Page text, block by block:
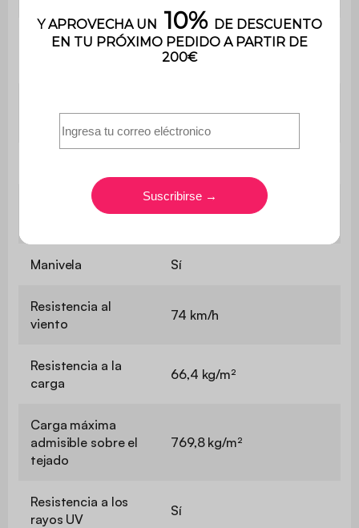
Material de base Aluminio
Inoxidable
Para fijar al suelo
Sí (kit de anclaje no
Manivela Sí
Resistencia al
viento
74 km/h
Resistencia a la
carga
66,4 kg/m²
Carga máxima
admisible sobre el
tejado
769,8 kg/m²
Resistencia a los
rayos UV
Sí